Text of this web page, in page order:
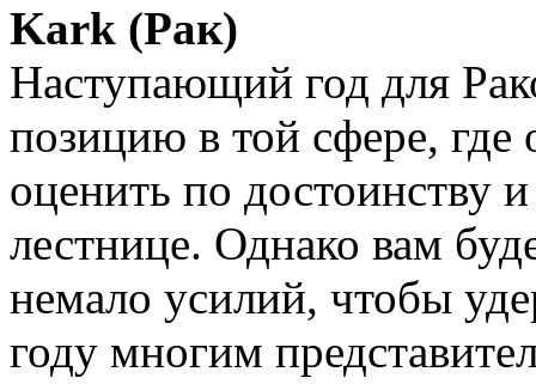
Kark (Рак)
Наступающий год для
позицию в той сфере, где
оценить по достоинству
лестнице. Однако вам
немало усилий, чтобы
году многим